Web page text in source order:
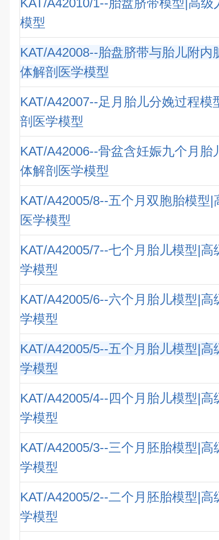
KAT/A42010/1--胎盘脐带模型|高级
模型
KAT/A42008--胎盘脐带与胎儿附内
体解剖医学模型
KAT/A42007--足月胎儿分娩过程模
剖医学模型
KAT/A42006--骨盆含妊娠九个月胎
体解剖医学模型
KAT/A42005/8--五个月双胞胎模型|
医学模型
KAT/A42005/7--七个月胎儿模型|高
学模型
KAT/A42005/6--六个月胎儿模型|高
学模型
KAT/A42005/5--五个月胎儿模型|高
学模型
KAT/A42005/4--四个月胎儿模型|高
学模型
KAT/A42005/3--三个月胚胎模型|高
学模型
KAT/A42005/2--二个月胚胎模型|高
学模型